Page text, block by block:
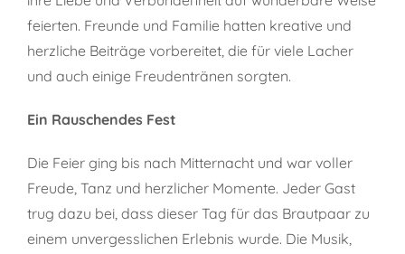
feierten. Freunde und Familie hatten kreative und
herzliche Beiträge vorbereitet, die für viele Lacher
und auch einige Freudentränen sorgten.
Ein Rauschendes Fest
Die Feier ging bis nach Mitternacht und war voller
Freude, Tanz und herzlicher Momente. Jeder Gast
trug dazu bei, dass dieser Tag für das Brautpaar zu
einem unvergesslichen Erlebnis wurde. Die Musik,